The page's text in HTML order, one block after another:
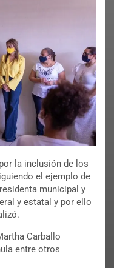
la inclusión de los
el ejemplo de
municipal y
y estatal y por ello
Carballo
entre otros